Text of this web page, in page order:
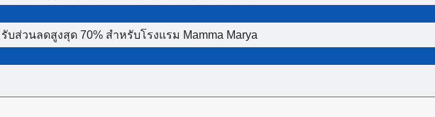
บส่วนลดสูงสุด 70% สำหรับโรงแรม Mamma Marya